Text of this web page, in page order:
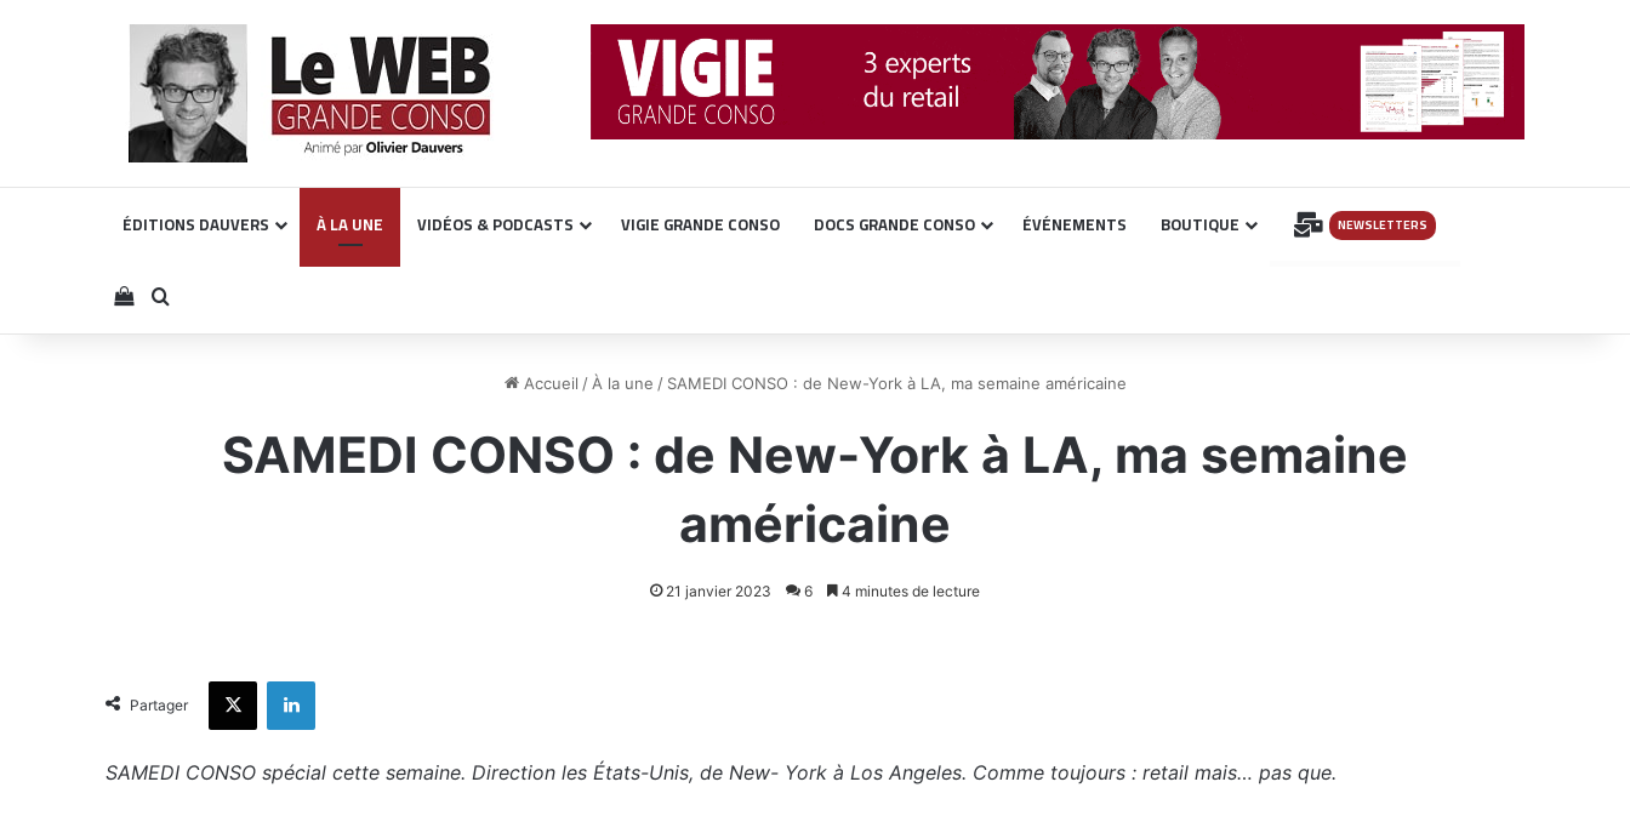
ÉDITIONS DAUVERS À LA UNE VIDÉOS & PODCASTS VIGIE GRANDE CONSO DOCS GRANDE CONSO ÉVÉNEMENTS BOUTIQUE INSCRIPTION
NEWSLETTERS
Voir votre panier
Rechercher
Accueil / À la une / SAMEDI CONSO : de New-York à LA, ma semaine américaine
SAMEDI CONSO : de New-York à LA, ma semaine
américaine
21 janvier 2023 6 4 minutes de lecture
Partager
X Linkedin
SAMEDI CONSO spécial cette semaine. Direction les États-Unis, de New- York à Los Angeles. Comme toujours : retail mais… pas que.